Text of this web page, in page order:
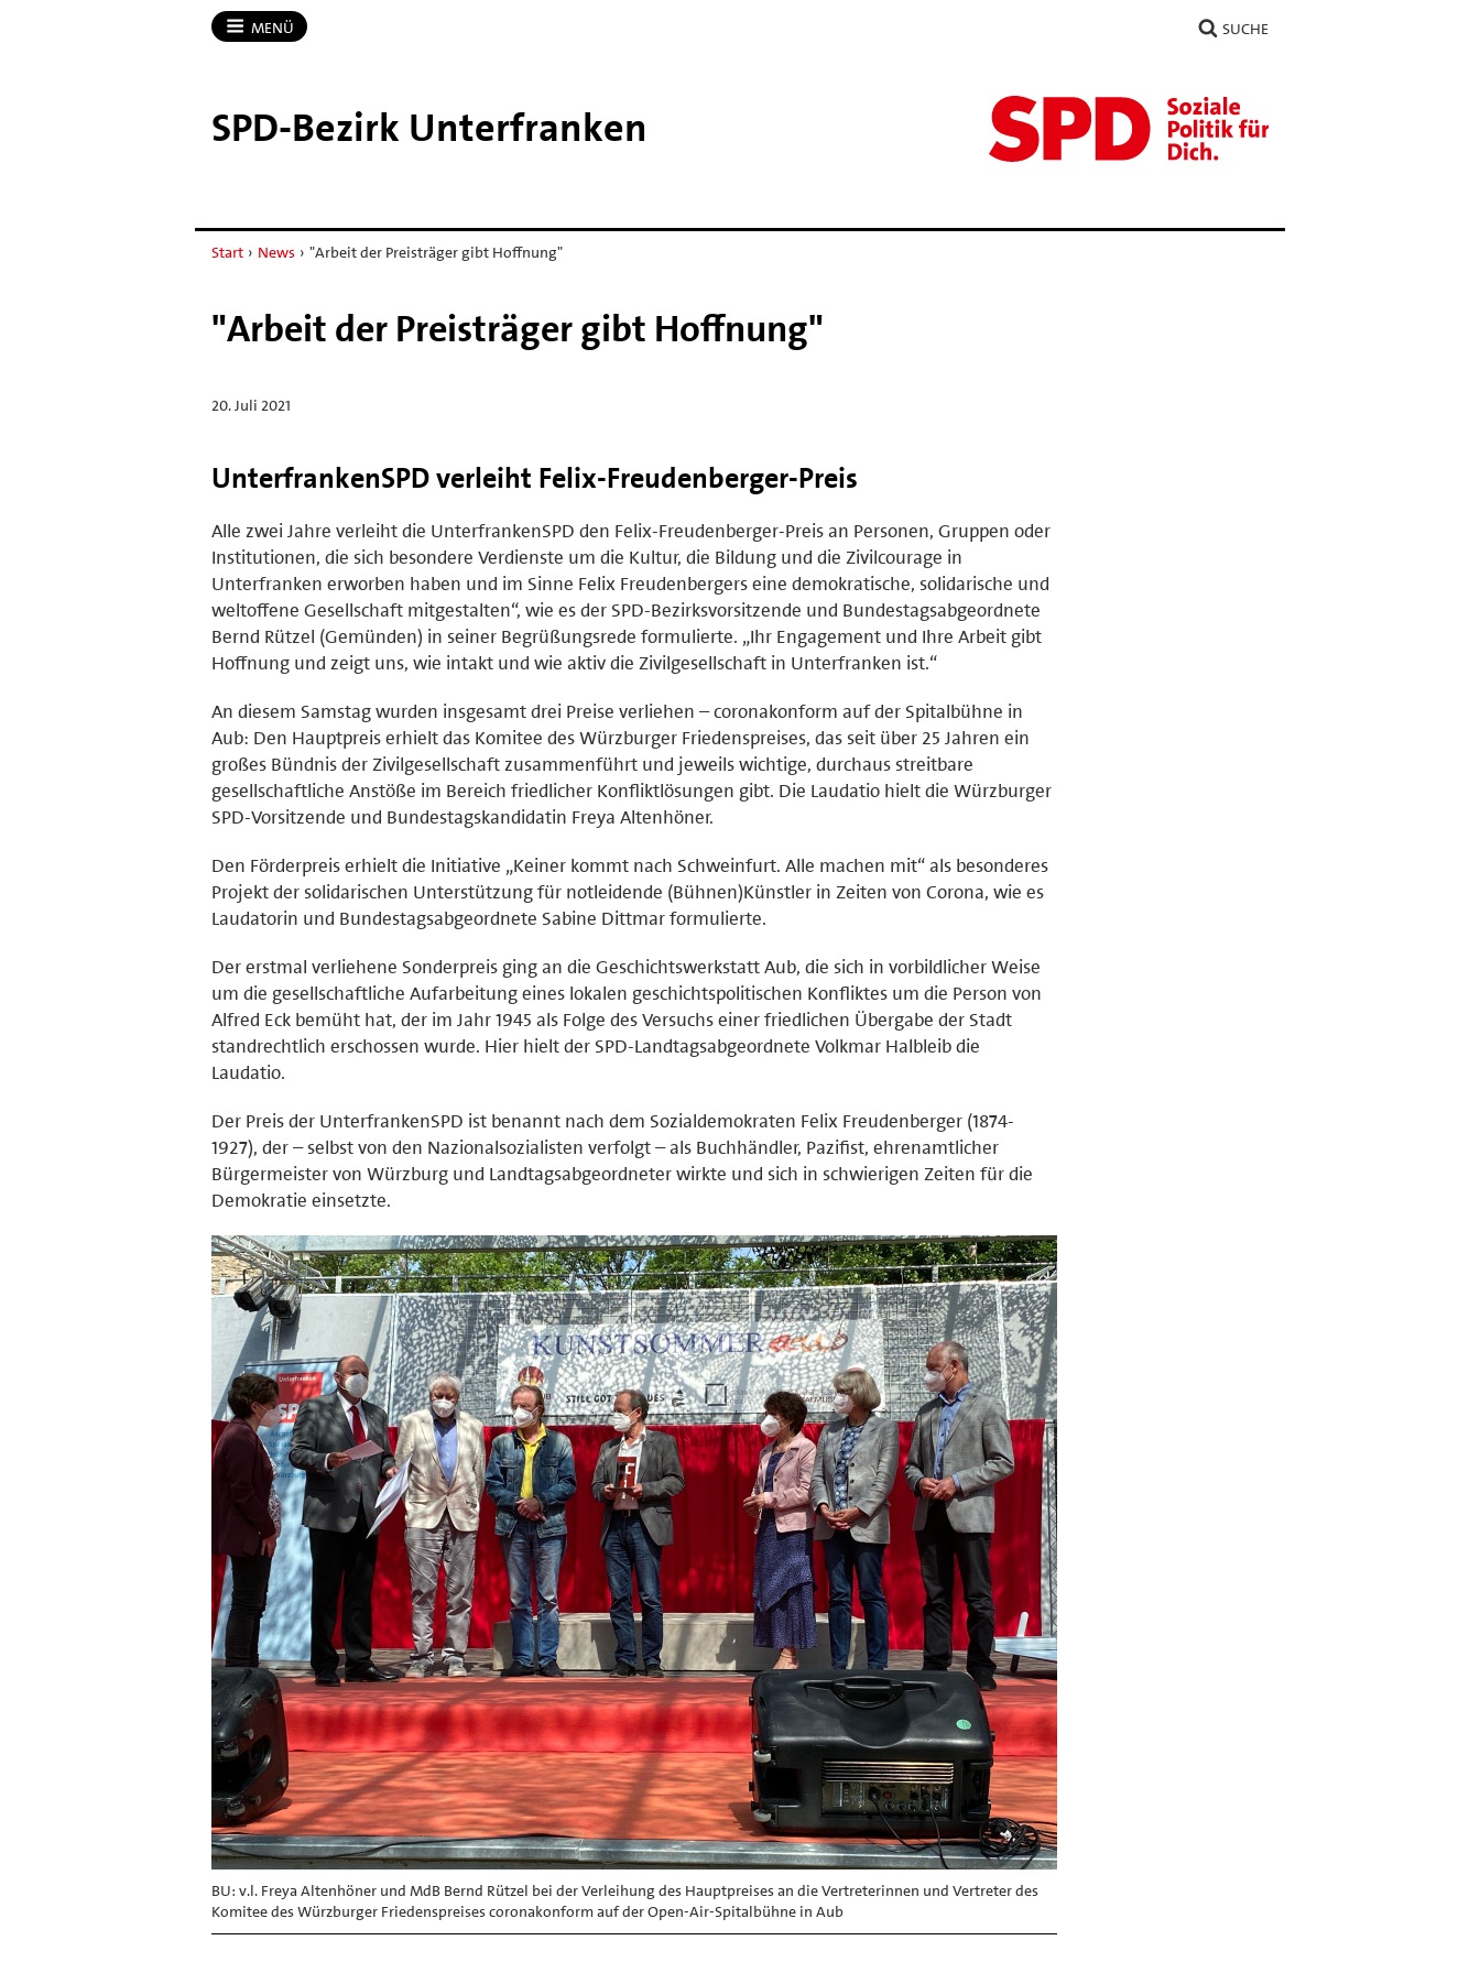
MENÜ SUCHE
SPD-​Bezirk Unterfranken
Start › News › "Arbeit der Preisträger gibt Hoffnung"
"Arbeit der Preisträger gibt Hoffnung"
20. Juli 2021
UnterfrankenSPD verleiht Felix-Freudenberger-Preis
Alle zwei Jahre verleiht die UnterfrankenSPD den Felix-Freudenberger-Preis an Personen, Gruppen oder
Institutionen, die sich besondere Verdienste um die Kultur, die Bildung und die Zivilcourage in
Unterfranken erworben haben und im Sinne Felix Freudenbergers eine demokratische, solidarische und
weltoffene Gesellschaft mitgestalten“, wie es der SPD-Bezirksvorsitzende und Bundestagsabgeordnete
Bernd Rützel (Gemünden) in seiner Begrüßungsrede formulierte. „Ihr Engagement und Ihre Arbeit gibt
Hoffnung und zeigt uns, wie intakt und wie aktiv die Zivilgesellschaft in Unterfranken ist.“
An diesem Samstag wurden insgesamt drei Preise verliehen – coronakonform auf der Spitalbühne in
Aub: Den Hauptpreis erhielt das Komitee des Würzburger Friedenspreises, das seit über 25 Jahren ein
großes Bündnis der Zivilgesellschaft zusammenführt und jeweils wichtige, durchaus streitbare
gesellschaftliche Anstöße im Bereich friedlicher Konfliktlösungen gibt. Die Laudatio hielt die Würzburger
SPD-Vorsitzende und Bundestagskandidatin Freya Altenhöner.
Den Förderpreis erhielt die Initiative „Keiner kommt nach Schweinfurt. Alle machen mit“ als besonderes
Projekt der solidarischen Unterstützung für notleidende (Bühnen)Künstler in Zeiten von Corona, wie es
Laudatorin und Bundestagsabgeordnete Sabine Dittmar formulierte.
Der erstmal verliehene Sonderpreis ging an die Geschichtswerkstatt Aub, die sich in vorbildlicher Weise
um die gesellschaftliche Aufarbeitung eines lokalen geschichtspolitischen Konfliktes um die Person von
Alfred Eck bemüht hat, der im Jahr 1945 als Folge des Versuchs einer friedlichen Übergabe der Stadt
standrechtlich erschossen wurde. Hier hielt der SPD-Landtagsabgeordnete Volkmar Halbleib die
Laudatio.
Der Preis der UnterfrankenSPD ist benannt nach dem Sozialdemokraten Felix Freudenberger (1874-
1927), der – selbst von den Nazionalsozialisten verfolgt – als Buchhändler, Pazifist, ehrenamtlicher
Bürgermeister von Würzburg und Landtagsabgeordneter wirkte und sich in schwierigen Zeiten für die
Demokratie einsetzte.
BU: v.l. Freya Altenhöner und MdB Bernd Rützel bei der Verleihung des Hauptpreises an die Vertreterinnen und Vertreter des
Komitee des Würzburger Friedenspreises coronakonform auf der Open-Air-Spitalbühne in Aub